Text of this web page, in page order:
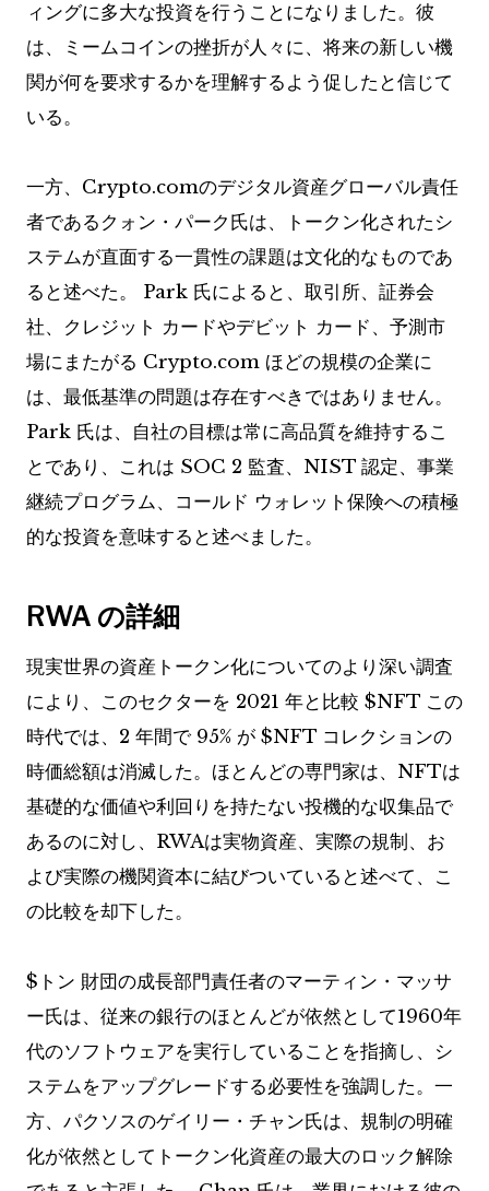
ィングに多大な投資を行うことになりました。彼
は、ミームコインの挫折が人々に、将来の新しい機
関が何を要求するかを理解するよう促したと信じて
いる。
一方、Crypto.comのデジタル資産グローバル責任
者であるクォン・パーク氏は、トークン化されたシ
ステムが直面する一貫性の課題は文化的なものであ
ると述べた。 Park 氏によると、取引所、証券会
社、クレジット カードやデビット カード、予測市
場にまたがる Crypto.com ほどの規模の企業に
は、最低基準の問題は存在すべきではありません。
Park 氏は、自社の目標は常に高品質を維持するこ
とであり、これは SOC 2 監査、NIST 認定、事業
継続プログラム、コールド ウォレット保険への積極
的な投資を意味すると述べました。
RWA の詳細
現実世界の資産トークン化についてのより深い調査
により、このセクターを 2021 年と比較 $NFT この
時代では、2 年間で 95% が $NFT コレクションの
時価総額は消滅した。ほとんどの専門家は、NFTは
基礎的な価値や利回りを持たない投機的な収集品で
あるのに対し、RWAは実物資産、実際の規制、お
よび実際の機関資本に結びついていると述べて、こ
の比較を却下した。
$トン 財団の成長部門責任者のマーティン・マッサ
ー氏は、従来の銀行のほとんどが依然として1960年
代のソフトウェアを実行していることを指摘し、シ
ステムをアップグレードする必要性を強調した。一
方、パクソスのゲイリー・チャン氏は、規制の明確
化が依然としてトークン化資産の最大のロック解除